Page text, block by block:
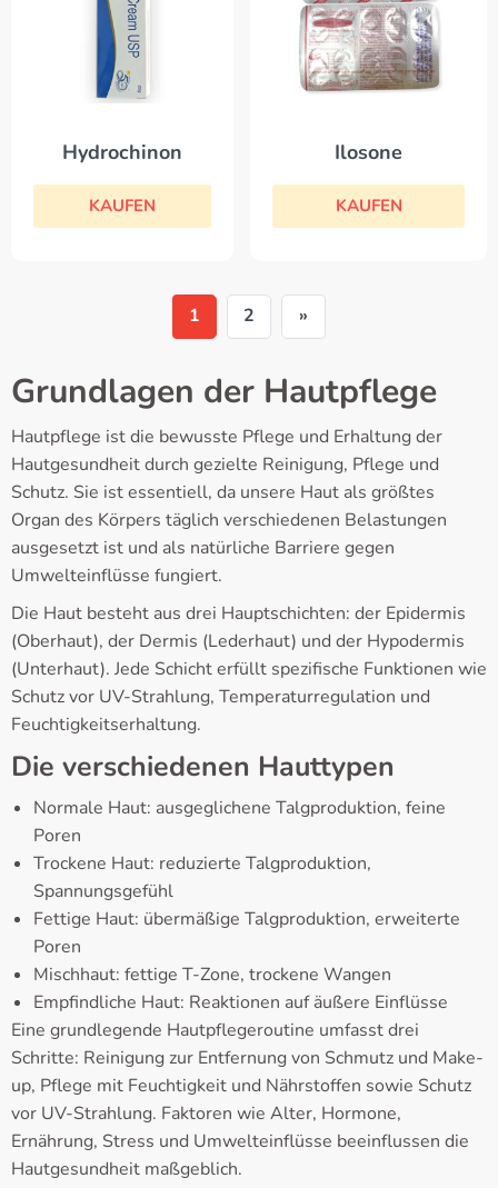
Hydrochinon
KAUFEN
Ilosone
KAUFEN
1 2 »
Grundlagen der Hautpflege
Hautpflege ist die bewusste Pflege und Erhaltung der
Hautgesundheit durch gezielte Reinigung, Pflege und
Schutz. Sie ist essentiell, da unsere Haut als größtes
Organ des Körpers täglich verschiedenen Belastungen
ausgesetzt ist und als natürliche Barriere gegen
Umwelteinflüsse fungiert.
Die Haut besteht aus drei Hauptschichten: der Epidermis
(Oberhaut), der Dermis (Lederhaut) und der Hypodermis
(Unterhaut). Jede Schicht erfüllt spezifische Funktionen wie
Schutz vor UV-Strahlung, Temperaturregulation und
Feuchtigkeitserhaltung.
Die verschiedenen Hauttypen
Normale Haut: ausgeglichene Talgproduktion, feine
Poren
Trockene Haut: reduzierte Talgproduktion,
Spannungsgefühl
Fettige Haut: übermäßige Talgproduktion, erweiterte
Poren
Mischhaut: fettige T-Zone, trockene Wangen
Empfindliche Haut: Reaktionen auf äußere Einflüsse
Eine grundlegende Hautpflegeroutine umfasst drei
Schritte: Reinigung zur Entfernung von Schmutz und Make-
up, Pflege mit Feuchtigkeit und Nährstoffen sowie Schutz
vor UV-Strahlung. Faktoren wie Alter, Hormone,
Ernährung, Stress und Umwelteinflüsse beeinflussen die
Hautgesundheit maßgeblich.